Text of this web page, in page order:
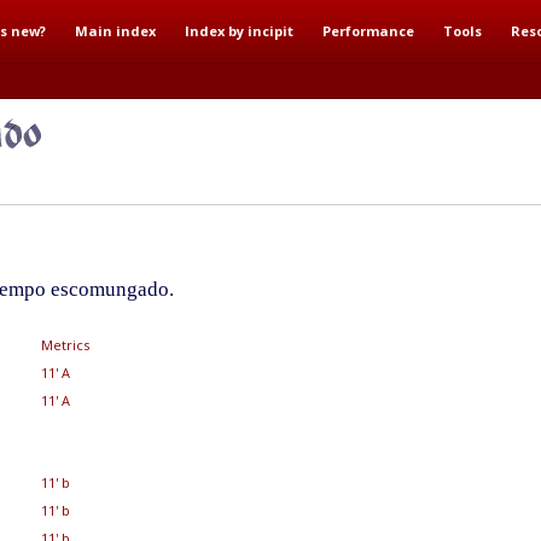
new? Main index Index by incipit Performance Tools
escomungado.
Metrics
11' A
11' A
11' b
11' b